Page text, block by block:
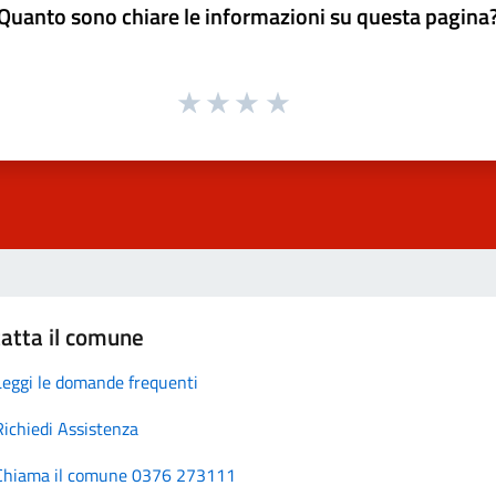
sono chiare le informazioni su questa
il comune
le domande frequenti
Assistenza
il comune 0376 273111